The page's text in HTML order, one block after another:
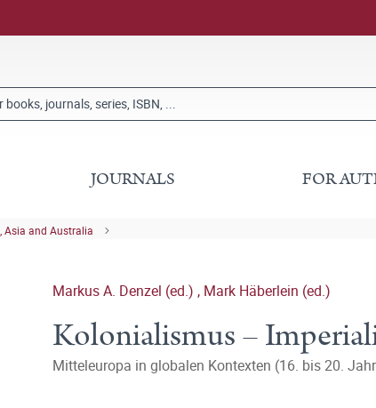
JOURNALS FOR
Asia and Australia
Markus A. Denzel (ed.) , Mark Häberlein (ed.)
Kolonialismus –
Mitteleuropa in globalen Kontexten (16. bis 20.